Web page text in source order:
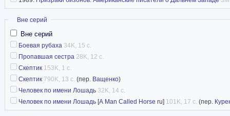
Скрыть
Вне серий
Вне серий
Боевая рубаха 34K, 15 с.
Пропавшая сестра 28K, 12 с.
Скептик 153K, 1 с.
Скептик 790K, 13 с. (пер. Ващенко)
Человек по имени Лошадь 32K, 14 с.
Человек по имени Лошадь [A Man Called Horse ru] 101K, 17 с. (пер.